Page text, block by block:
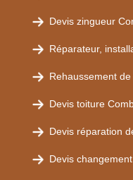
Devis zingueur
Réparateur,
Rehaussement
Devis toiture
Devis réparation
Devis